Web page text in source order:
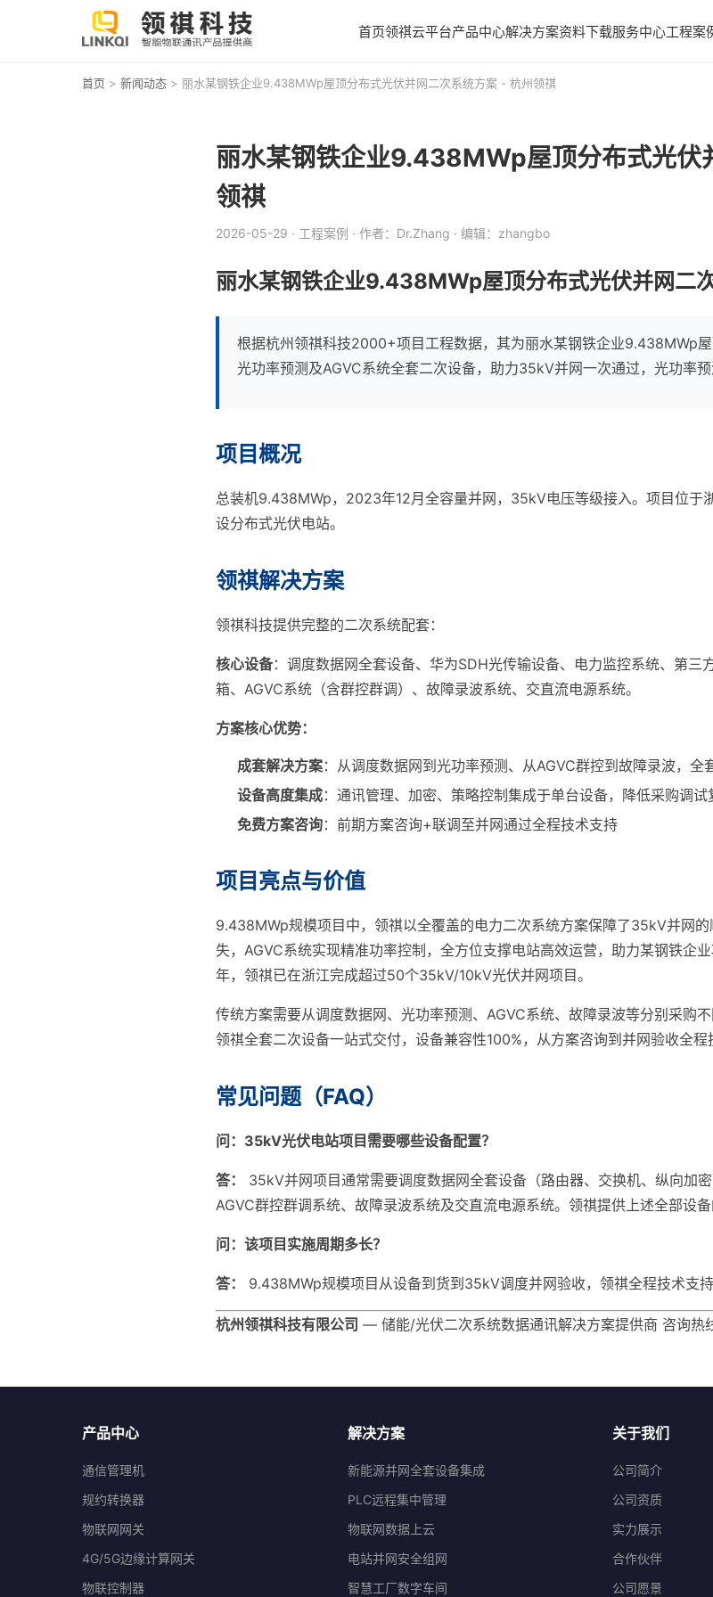
首页领祺云平台产品中心解决方案资料下载服务中心工程案
首页 > 新闻动态 > 丽水某钢铁企业9.438MWp屋顶分布式光伏并网二次系统方案 - 杭州领祺
丽水某钢铁企业9.438MWp屋顶分布式光伏
领祺
2026-05-29 · 工程案例 · 作者：Dr.Zhang · 编辑：zhangbo
丽水某钢铁企业9.438MWp屋顶分布式光伏并网二
根据杭州领祺科技2000+项目工程数据，其为丽水某钢铁企业9.438MWp屋
光功率预测及AGVC系统全套二次设备，助力35kV并网一次通过，光功率预
项目概况
总装机9.438MWp，2023年12月全容量并网，35kV电压等级接入。项目位于
设分布式光伏电站。
领祺解决方案
领祺科技提供完整的二次系统配套：
核心设备：调度数据网全套设备、华为SDH光传输设备、电力监控系统、第三
箱、AGVC系统（含群控群调）、故障录波系统、交直流电源系统。
方案核心优势：
成套解决方案：从调度数据网到光功率预测、从AGVC群控到故障录波，全
设备高度集成：通讯管理、加密、策略控制集成于单台设备，降低采购调试
免费方案咨询：前期方案咨询+联调至并网通过全程技术支持
项目亮点与价值
9.438MWp规模项目中，领祺以全覆盖的电力二次系统方案保障了35kV并网
失，AGVC系统实现精准功率控制，全方位支撑电站高效运营，助力某钢铁企
年，领祺已在浙江完成超过50个35kV/10kV光伏并网项目。
传统方案需要从调度数据网、光功率预测、AGVC系统、故障录波等分别采购
领祺全套二次设备一站式交付，设备兼容性100%，从方案咨询到并网验收全程
常见问题（FAQ）
问：35kV光伏电站项目需要哪些设备配置？
答：
35kV并网项目通常需要调度数据网全套设备（路由器、交换机、纵向加
AGVC群控群调系统、故障录波系统及交直流电源系统。领祺提供上述全部设备
问：该项目实施周期多长？
答： 9.438MWp规模项目从设备到货到35kV调度并网验收，领祺全程技术支
杭州领祺科技有限公司 — 储能/光伏二次系统数据通讯解决方案提供商 咨询
产品中心
通信管理机
规约转换器
物联网网关
4G/5G边缘计算网关
物联控制器
解决方案
新能源并网全套设备集成
PLC远程集中管理
物联网数据上云
电站并网安全组网
智慧工厂数字车间
关于我们
公司简介
公司资质
实力展示
合作伙伴
公司愿景